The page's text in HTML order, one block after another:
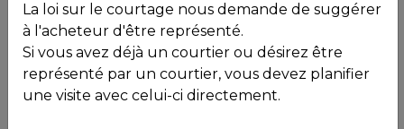
VOS
COURTIERS
VenduJ7C 5R9
Voir plus de photos
La loi sur le courtage nous demande de suggérer
à l'acheteur d'être représenté.
Si vous avez déjà un courtier ou désirez être
représenté par un courtier, vous devez planifier
une visite avec celui-ci directement.